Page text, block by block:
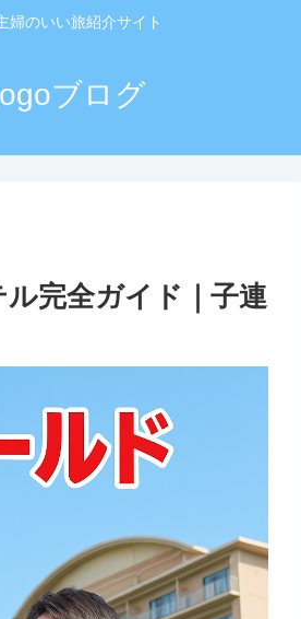
婦のいい旅紹介サイト
ブログ
完全ガイド｜子連